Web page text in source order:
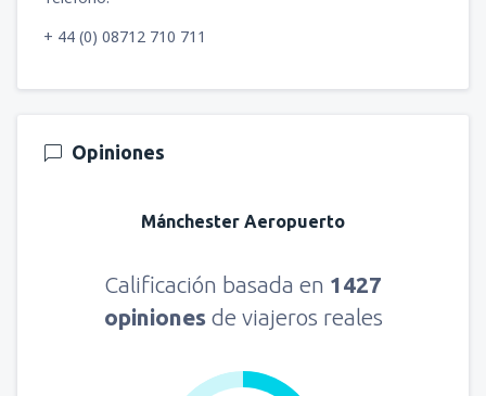
+ 44 (0) 08712 710 711
Opiniones
Mánchester Aeropuerto
Calificación basada en 1427
opiniones de viajeros reales